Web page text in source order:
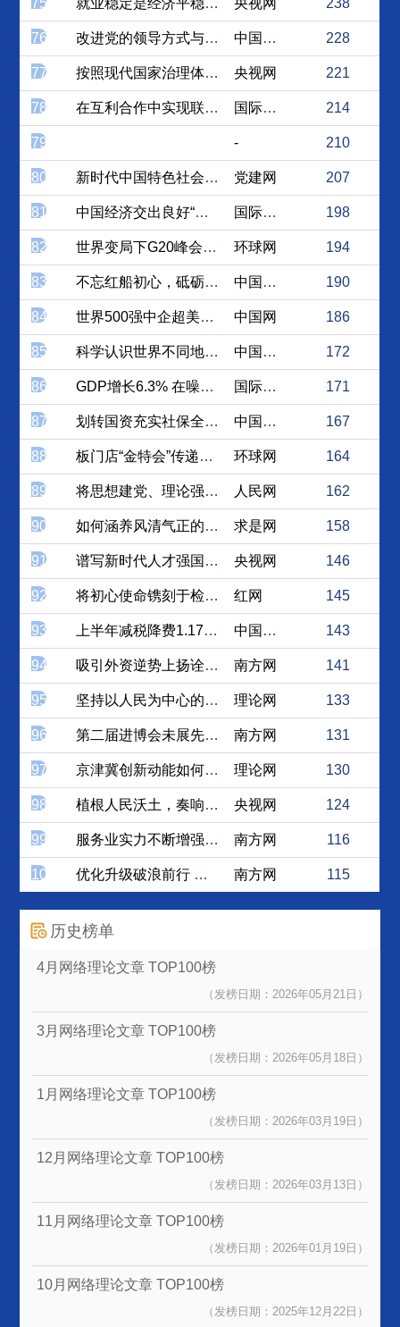
75 就业稳定是经济平稳运行最大... 央视网 238
76 改进党的领导方式与执政方式... 中国社会科学网 228
77 按照现代国家治理体系内在要... 央视网 221
78 在互利合作中实现联动发展、... 国际在线 214
79 - 210
80 新时代中国特色社会主义文化... 党建网 207
81 中国经济交出良好“期中成绩... 国际在线 198
82 世界变局下G20峰会热切期... 环球网 194
83 不忘红船初心，砥砺奋进新时代 中国社会科学网 190
84 世界500强中企超美！看到... 中国网 186
85 科学认识世界不同地区“新社... 中国社会科学网 172
86 GDP增长6.3% 在噪音... 国际在线 171
87 划转国资充实社保全面推开 ... 中国经济网 167
88 板门店“金特会”传递什么信息 环球网 164
89 将思想建党、理论强党贯穿于... 人民网 162
90 如何涵养风清气正的政治生态？ 求是网 158
91 谱写新时代人才强国“大文章” 央视网 146
92 将初心使命镌刻于检察机关人... 红网 145
93 上半年减税降费1.17万亿... 中国经济网 143
94 吸引外资逆势上扬诠释中国经... 南方网 141
95 坚持以人民为中心的发展思想 理论网 133
96 第二届进博会未展先火见证中... 南方网 131
97 京津冀创新动能如何进一步释放 理论网 130
98 植根人民沃土，奏响奋进之声 央视网 124
99 服务业实力不断增强见证中国... 南方网 116
100 优化升级破浪前行 中国经济... 南方网 115
历史榜单
4月网络理论文章 TOP100榜
（发榜日期：2026年05月21日）
3月网络理论文章 TOP100榜
（发榜日期：2026年05月18日）
1月网络理论文章 TOP100榜
（发榜日期：2026年03月19日）
12月网络理论文章 TOP100榜
（发榜日期：2026年03月13日）
11月网络理论文章 TOP100榜
（发榜日期：2026年01月19日）
10月网络理论文章 TOP100榜
（发榜日期：2025年12月22日）